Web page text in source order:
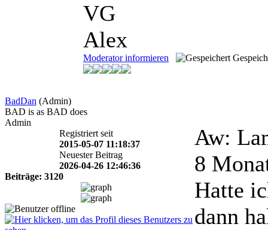
VG
Alex
Moderator informieren
BadDan (Admin)
BAD is as BAD does
Admin
Registriert seit
2015-05-07 11:18:37
Neuester Beitrag
2026-04-26 12:46:36
Beiträge: 3120
Aw:
8
Hatte
dann